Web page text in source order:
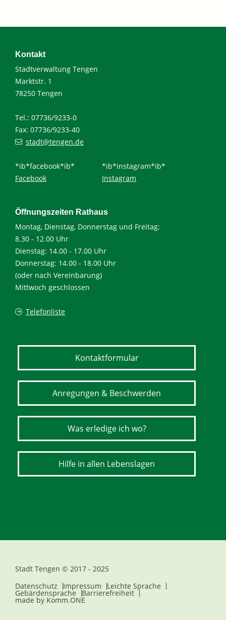
Kontakt
Stadtverwaltung Tengen
Marktstr. 1
78250 Tengen
Tel.: 07736/9233-0
Fax: 07736/9233-40
stadt@tengen.de
*ib*facebook*ib*
Facebook
*ib*instagram*ib*
Instagram
Öffnungszeiten Rathaus
Montag, Dienstag, Donnerstag und Freitag:
8.30 - 12.00 Uhr
Dienstag: 14.00 - 17.00 Uhr
Donnerstag: 14.00 - 18.00 Uhr
(oder nach Vereinbarung)
Mittwoch geschlossen
Telefonliste
Kontaktformular
Anregungen & Beschwerden
Was erledige ich wo?
Hilfe in allen Lebenslagen
Stadt Tengen © 2017 - 2025
Datenschutz
Impressum Leichte Sprache
Gebärdensprache Barrierefreiheit
made by Komm.ONE